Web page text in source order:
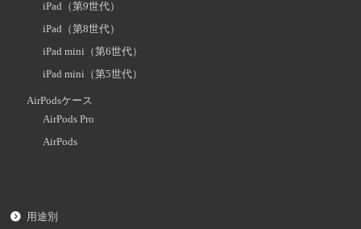
iPad（第9世代）
iPad（第8世代）
iPad mini（第6世代）
iPad mini（第5世代）
AirPodsケース
AirPods Pro
AirPods
用途別